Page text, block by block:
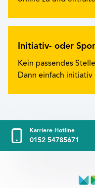
Initiativ- oder
Kein passendes
Dann einfach
Karriere-Hotline
0152 54785671